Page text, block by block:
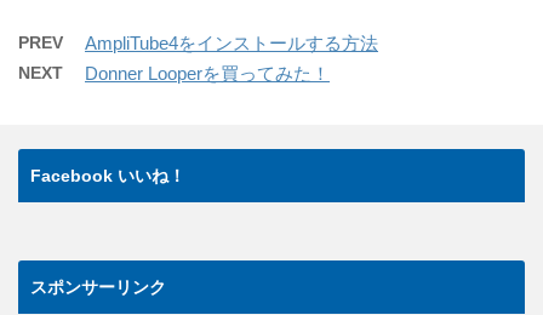
PREV AmpliTube4をインストールする方法
NEXT Donner Looperを買ってみた！
Facebook いいね！
スポンサーリンク